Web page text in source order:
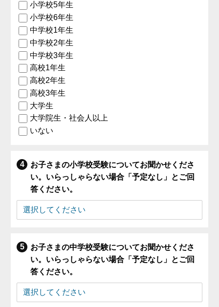
小学校5年生
小学校6年生
中学校1年生
中学校2年生
中学校3年生
高校1年生
高校2年生
高校3年生
大学生
大学院生・社会人以上
いない
お子さまの小学校受験についてお聞かせくださ
い。いらっしゃらない場合「予定なし」とご回
答ください。
お子さまの中学校受験についてお聞かせくださ
い。いらっしゃらない場合「予定なし」とご回
答ください。